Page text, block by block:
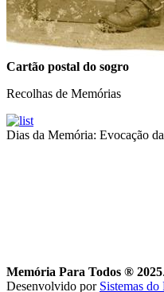
Cartão postal do sogro
Recolhas de Memórias
Dias da Memória: Evocação
Memória Para Todos ® 2025
Desenvolvido por Sistemas do